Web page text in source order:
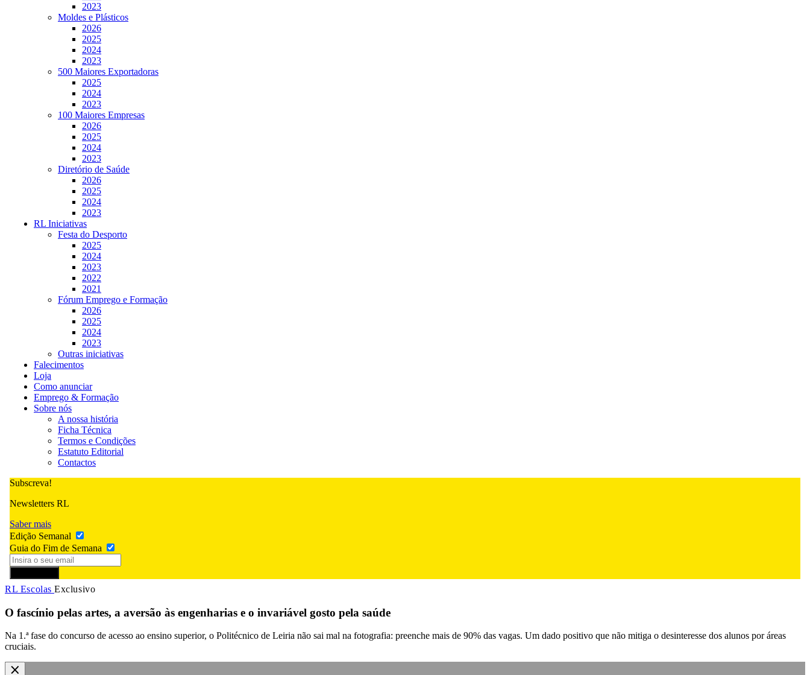
2023
Moldes e Plásticos
2026
2025
2024
2023
500 Maiores Exportadoras
2025
2024
2023
100 Maiores Empresas
2026
2025
2024
2023
Diretório de Saúde
2026
2025
2024
2023
RL Iniciativas
Festa do Desporto
2025
2024
2023
2022
2021
Fórum Emprego e Formação
2026
2025
2024
2023
Outras iniciativas
Falecimentos
Loja
Como anunciar
Emprego & Formação
Sobre nós
A nossa história
Ficha Técnica
Termos e Condições
Estatuto Editorial
Contactos
Subscreva!
Newsletters RL
Saber mais
Edição Semanal
Guia do Fim de Semana
RL Escolas Exclusivo
O fascínio pelas artes, a aversão às engenharias e o invariável gosto pela saúde
Na 1.ª fase do concurso de acesso ao ensino superior, o Politécnico de Leiria não sai mal na fotografia: preenche mais de 90% das vagas. Um dado positivo que não mitiga o desinteresse dos alunos por áreas
cruciais.